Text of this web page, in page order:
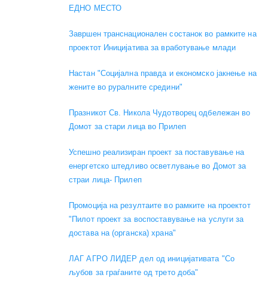
ЕДНО МЕСТО
Завршен транснационален состанок во рамките на
проектот Иницијатива за вработување млади
Настан "Социјална правда и економско јакнење на
жените во руралните средини"
Празникот Св. Никола Чудотворец одбележан во
Домот за стари лица во Прилеп
Успешно реализиран проект за поставување на
енергетско штедливо осветлување во Домот за
страи лица- Прилеп
Промоција на резултаите во рамките на проектот
"Пилот проект за воспоставување на услуги за
достава на (органска) храна"
ЛАГ АГРО ЛИДЕР дел од иницијативата "Со
љубов за граѓаните од трето доба"